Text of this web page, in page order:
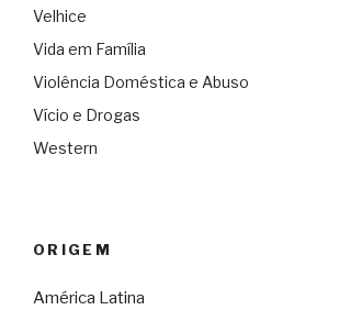
Velhice
Vida em Família
Violência Doméstica e Abuso
Vício e Drogas
Western
ORIGEM
América Latina